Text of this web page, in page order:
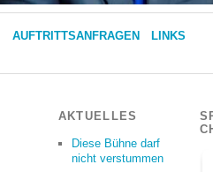
AUFTRITTSANFRAGEN LINKS
AKTUELLES
Diese Bühne darf
nicht verstummen